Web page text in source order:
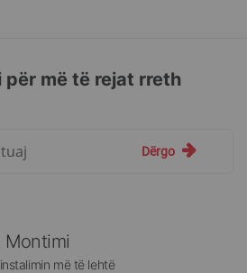
për më të rejat rreth
Dërgo
Montimi
më të lehtë